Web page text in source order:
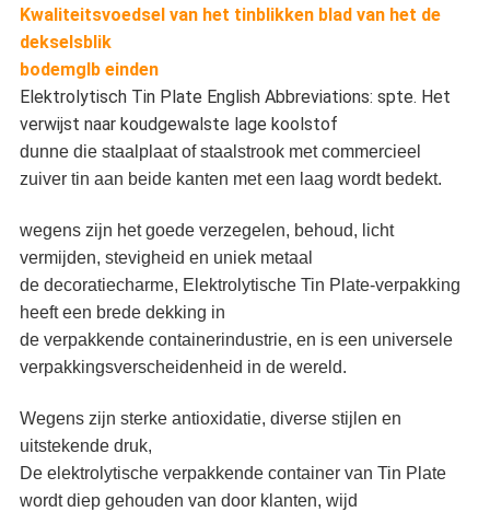
Kwaliteitsvoedsel van het tinblikken blad van het de
dekselsblik
bodemglb einden
Elektrolytisch Tin Plate English Abbreviations: spte. Het
verwijst naar koudgewalste lage koolstof
dunne die staalplaat of staalstrook met commercieel
zuiver tin aan beide kanten met een laag wordt bedekt.
wegens zijn het goede verzegelen, behoud, licht
vermijden, stevigheid en uniek metaal
de decoratiecharme, Elektrolytische Tin Plate-verpakking
heeft een brede dekking in
de verpakkende containerindustrie, en is een universele
verpakkingsverscheidenheid in de wereld.
Wegens zijn sterke antioxidatie, diverse stijlen en
uitstekende druk,
De elektrolytische verpakkende container van Tin Plate
wordt diep gehouden van door klanten, wijd